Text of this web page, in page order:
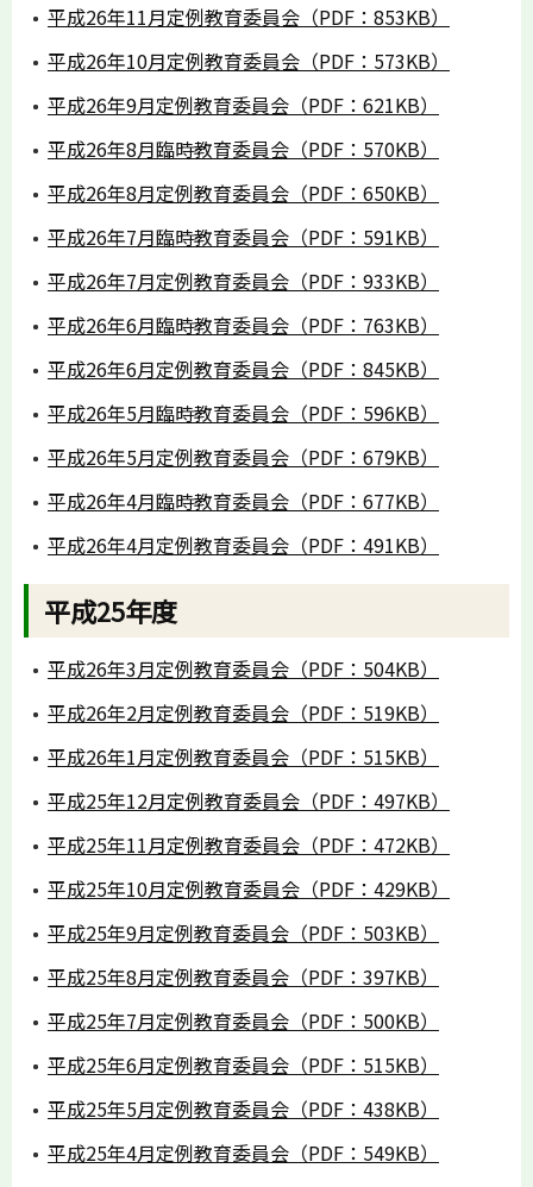
平成26年11月定例教育委員会（PDF：853KB）
平成26年10月定例教育委員会（PDF：573KB）
平成26年9月定例教育委員会（PDF：621KB）
平成26年8月臨時教育委員会（PDF：570KB）
平成26年8月定例教育委員会（PDF：650KB）
平成26年7月臨時教育委員会（PDF：591KB）
平成26年7月定例教育委員会（PDF：933KB）
平成26年6月臨時教育委員会（PDF：763KB）
平成26年6月定例教育委員会（PDF：845KB）
平成26年5月臨時教育委員会（PDF：596KB）
平成26年5月定例教育委員会（PDF：679KB）
平成26年4月臨時教育委員会（PDF：677KB）
平成26年4月定例教育委員会（PDF：491KB）
平成25年度
平成26年3月定例教育委員会（PDF：504KB）
平成26年2月定例教育委員会（PDF：519KB）
平成26年1月定例教育委員会（PDF：515KB）
平成25年12月定例教育委員会（PDF：497KB）
平成25年11月定例教育委員会（PDF：472KB）
平成25年10月定例教育委員会（PDF：429KB）
平成25年9月定例教育委員会（PDF：503KB）
平成25年8月定例教育委員会（PDF：397KB）
平成25年7月定例教育委員会（PDF：500KB）
平成25年6月定例教育委員会（PDF：515KB）
平成25年5月定例教育委員会（PDF：438KB）
平成25年4月定例教育委員会（PDF：549KB）